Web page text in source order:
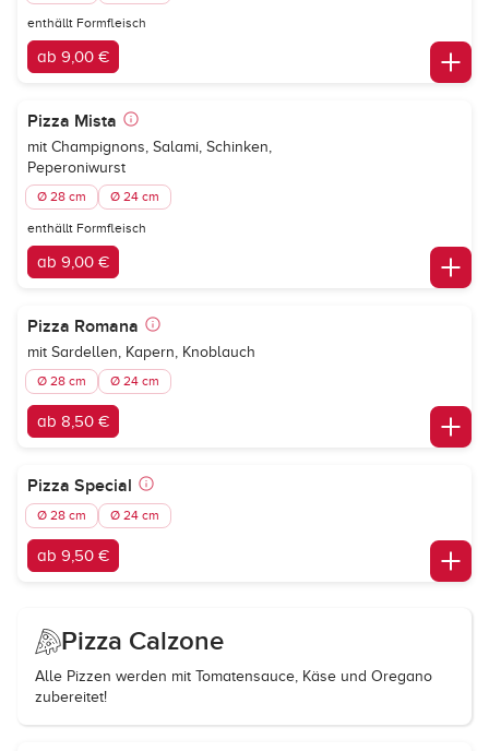
enthällt Formfleisch
ab 9,00 €
Pizza Mista
mit Champignons, Salami, Schinken,
Peperoniwurst
Ø 28 cm Ø 24 cm
enthällt Formfleisch
ab 9,00 €
Pizza Romana
mit Sardellen, Kapern, Knoblauch
Ø 28 cm Ø 24 cm
ab 8,50 €
Pizza Special
Ø 28 cm Ø 24 cm
ab 9,50 €
Pizza Calzone
Alle Pizzen werden mit Tomatensauce, Käse und Oregano
zubereitet!